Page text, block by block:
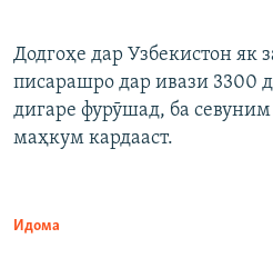
Додгоҳе дар Узбекистон як
писарашро дар ивази 3300
дигаре фурӯшад, ба
маҳкум кардааст.
Идома